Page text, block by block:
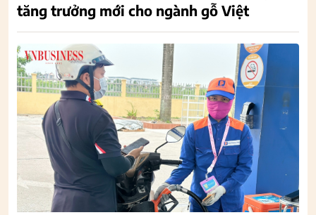
tăng trưởng mới cho ngành gỗ Việt